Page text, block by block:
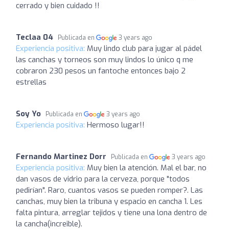
cerrado y bien cuidado !!
Teclaa 04 Publicada en 3 years ago
Experiencia positiva: Muy lindo club para jugar al pádel
las canchas y torneos son muy lindos lo único q me
cobraron 230 pesos un fantoche entonces bajo 2
estrellas
Soy Yo Publicada en 3 years ago
Experiencia positiva: Hermoso lugar!!
Fernando Martinez Dorr Publicada en 3 years ago
Experiencia positiva: Muy bien la atención. Mal el bar, no
dan vasos de vidrio para la cerveza, porque "todos
pedirían". Raro, cuantos vasos se pueden romper?. Las
canchas, muy bien la tribuna y espacio en cancha 1. Les
falta pintura, arreglar tejidos y tiene una lona dentro de
la cancha(increible).